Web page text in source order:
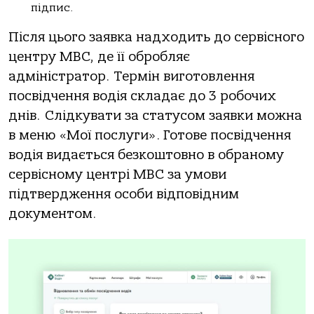
підпис.
Після цього заявка надходить до сервісного
центру МВС, де її обробляє
адміністратор. Термін виготовлення
посвідчення водія складає до 3 робочих
днів. Слідкувати за статусом заявки можна
в меню «Мої послуги». Готове посвідчення
водія видається безкоштовно в обраному
сервісному центрі МВС за умови
підтвердження особи відповідним
документом.